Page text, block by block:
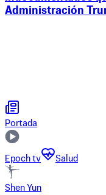
Administración
Portada
Epoch tv Salud
Shen Yun